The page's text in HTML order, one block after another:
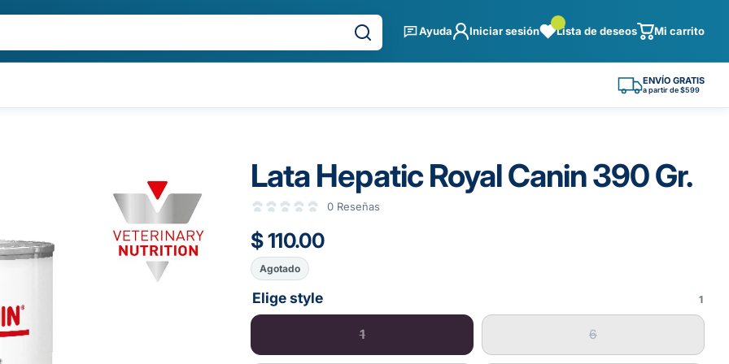
Ayuda Iniciar sesión Lista de deseos Mi carrito
ENVÍO GRATIS
a partir de $599
Lata Hepatic Royal Canin 390 Gr.
0 Reseñas
$ 110.00
Agotado
Elige style 1
1 6